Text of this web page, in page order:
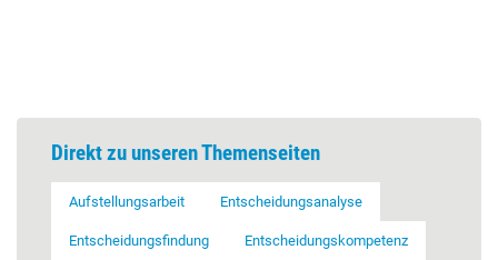
Direkt zu unseren Themenseiten
Aufstellungsarbeit Entscheidungsanalyse
Entscheidungsfindung Entscheidungskompetenz